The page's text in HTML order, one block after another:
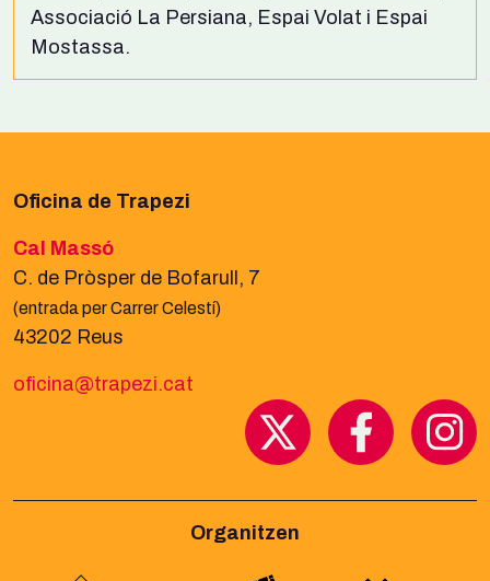
Associació La Persiana, Espai Volat i Espai
Mostassa.
Oficina de Trapezi
Cal Massó
C. de Pròsper de Bofarull, 7
(entrada per Carrer Celestí)
43202 Reus
oficina@trapezi.cat
Organitzen